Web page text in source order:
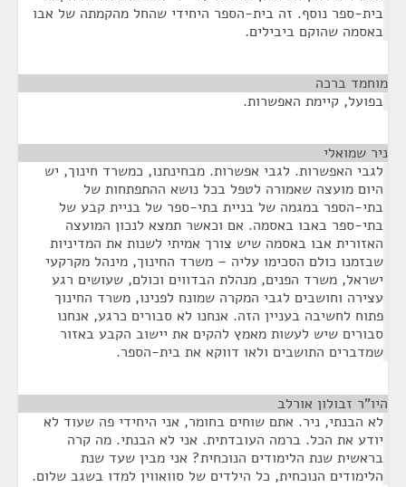
בית-ספר נוסף. זה בית-הספר היחידי שהחל מהקמתה של אבו
באסמה שהוקם ביבילים.
מוחמד ברכה
בפועל, קיימת האפשרות.
ניר שמואלי
לגבי האפשרות. לגבי אפשרות. מבחינתנו, כמשרד חינוך, יש
היום מועצה שאמורה לטפל בכל נושא ההתפתחות של
בתי-הספר במגמה של בניית בתי-ספר של בניית קבע של
בתי-ספר באבו באסמה. אם וכאשר תמצא לנכון המועצה
האזורית אבו באסמה שיש צורך אמיתי לשנות את המדיניות
שבזמנו כולם הסכימו עליה – משרד החינוך, מינהל מקרקעי
ישראל, משרד הפנים, מנהלת הבדווים וכולם, שעושים רגע
עצירה וחושבים לגבי המקרה שמונח לפנינו, משרד החינוך
פתוח לחשיבה בעניין הזה. אנחנו לא סבורים כרגע, אנחנו
סבורים שיש לעשות מאמץ להקים את יישוב הקבע באזור
שמדברים התושבים ולאו דווקא את בית-הספר.
היו"ר זבולון אורלב
לא הבנתי, ניר. אתם שוחים בחומר, אני היחידי פה שעוד לא
יודע את הכל. ברמה העובדתית. אני לא הבנתי. מה קרה
בראשית שנת הלימודים הנוכחית? אני מבין שעד שנת
הלימודים הנוכחית, כל הילדים של סוואווין למדו בשגב שלום.